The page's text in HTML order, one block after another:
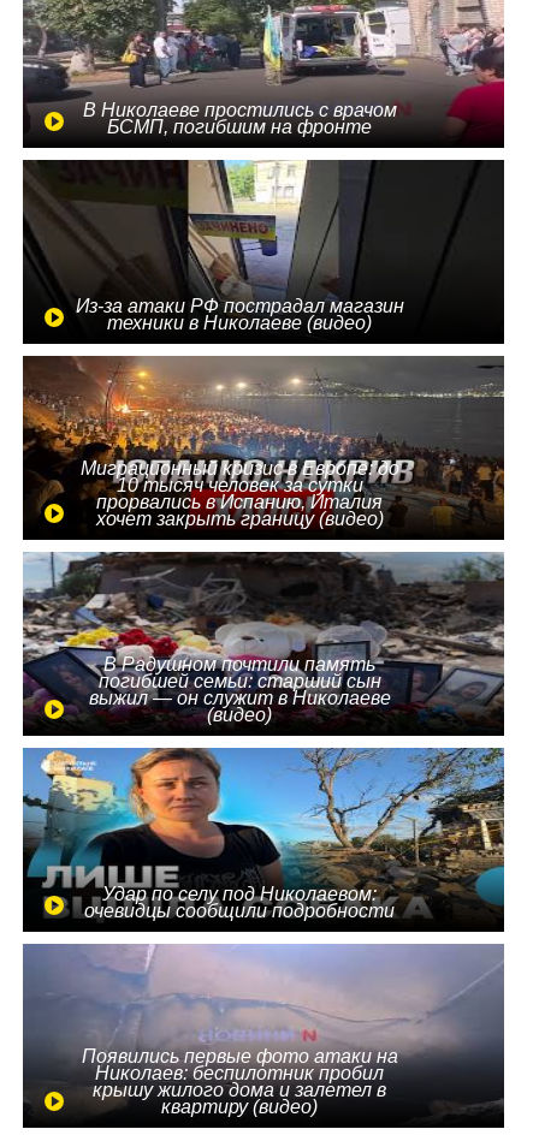
В Николаеве простились с врачом
БСМП, погибшим на фронте
Из-за атаки РФ пострадал магазин
техники в Николаеве (видео)
Миграционный кризис в Европе: до
10 тысяч человек за сутки
прорвались в Испанию, Италия
хочет закрыть границу (видео)
В Радушном почтили память
погибшей семьи: старший сын
выжил — он служит в Николаеве
(видео)
Удар по селу под Николаевом:
очевидцы сообщили подробности
Появились первые фото атаки на
Николаев: беспилотник пробил
крышу жилого дома и залетел в
квартиру (видео)